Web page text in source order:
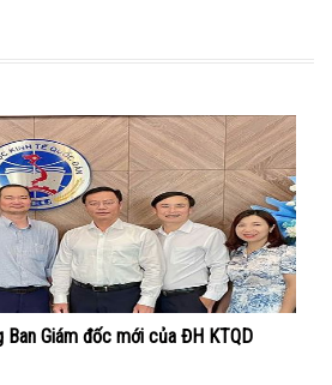
Giám đốc mới của ĐH KTQD